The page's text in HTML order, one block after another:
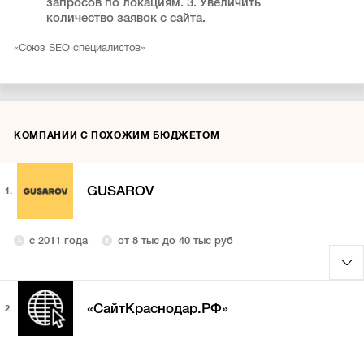
количество заявок с сайта.
«Союз SEO специалистов»
КОМПАНИИ С ПОХОЖИМ БЮДЖЕТОМ
1. GUSAROV
с 2011 года от 8 тыс до 40 тыс руб
2. «СайтКраснодар.РФ»